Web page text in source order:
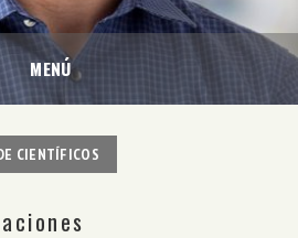
MENÚ
CIENTÍFICOS